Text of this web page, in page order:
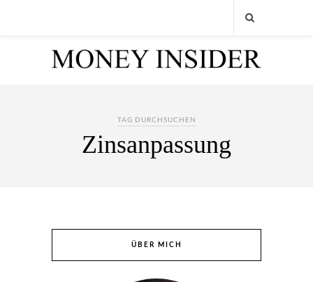
TAG DURCHSUCHEN
Zinsanpassung
ÜBER MICH